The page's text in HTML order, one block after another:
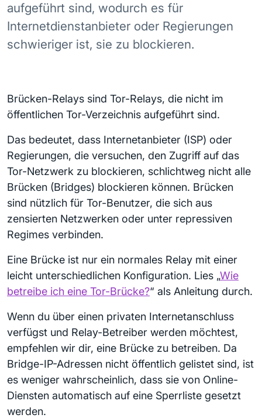
aufgeführt sind, wodurch es für
Internetdienstanbieter oder Regierungen
schwieriger ist, sie zu blockieren.
Brücken-Relays sind Tor-Relays, die nicht im
öffentlichen Tor-Verzeichnis aufgeführt sind.
Das bedeutet, dass Internetanbieter (ISP) oder
Regierungen, die versuchen, den Zugriff auf das
Tor-Netzwerk zu blockieren, schlichtweg nicht alle
Brücken (Bridges) blockieren können. Brücken
sind nützlich für Tor-Benutzer, die sich aus
zensierten Netzwerken oder unter repressiven
Regimes verbinden.
Eine Brücke ist nur ein normales Relay mit einer
leicht unterschiedlichen Konfiguration. Lies „Wie
betreibe ich eine Tor-Brücke?“ als Anleitung durch.
Wenn du über einen privaten Internetanschluss
verfügst und Relay-Betreiber werden möchtest,
empfehlen wir dir, eine Brücke zu betreiben. Da
Bridge-IP-Adressen nicht öffentlich gelistet sind, ist
es weniger wahrscheinlich, dass sie von Online-
Diensten automatisch auf eine Sperrliste gesetzt
werden.